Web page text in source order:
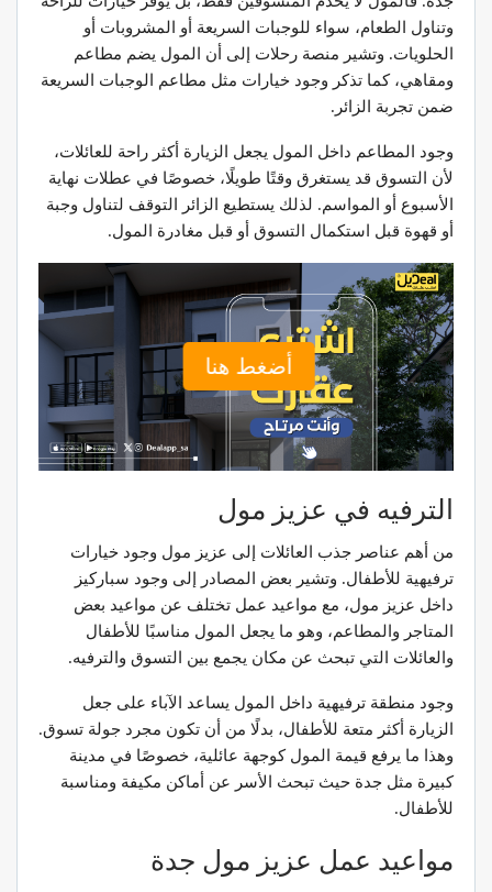
وتناول الطعام، سواء للوجبات السريعة أو المشروبات أو
الحلويات. وتشير منصة رحلات إلى أن المول يضم مطاعم
ومقاهي، كما تذكر وجود خيارات مثل مطاعم الوجبات السريعة
ضمن تجربة الزائر.
وجود المطاعم داخل المول يجعل الزيارة أكثر راحة للعائلات،
لأن التسوق قد يستغرق وقتًا طويلًا، خصوصًا في عطلات نهاية
الأسبوع أو المواسم. لذلك يستطيع الزائر التوقف لتناول وجبة
أو قهوة قبل استكمال التسوق أو قبل مغادرة المول.
أضغط هنا
الترفيه في عزيز مول
من أهم عناصر جذب العائلات إلى عزيز مول وجود خيارات
ترفيهية للأطفال. وتشير بعض المصادر إلى وجود سباركيز
داخل عزيز مول، مع مواعيد عمل تختلف عن مواعيد بعض
المتاجر والمطاعم، وهو ما يجعل المول مناسبًا للأطفال
والعائلات التي تبحث عن مكان يجمع بين التسوق والترفيه.
وجود منطقة ترفيهية داخل المول يساعد الآباء على جعل
الزيارة أكثر متعة للأطفال، بدلًا من أن تكون مجرد جولة تسوق.
وهذا ما يرفع قيمة المول كوجهة عائلية، خصوصًا في مدينة
كبيرة مثل جدة حيث تبحث الأسر عن أماكن مكيفة ومناسبة
للأطفال.
مواعيد عمل عزيز مول جدة